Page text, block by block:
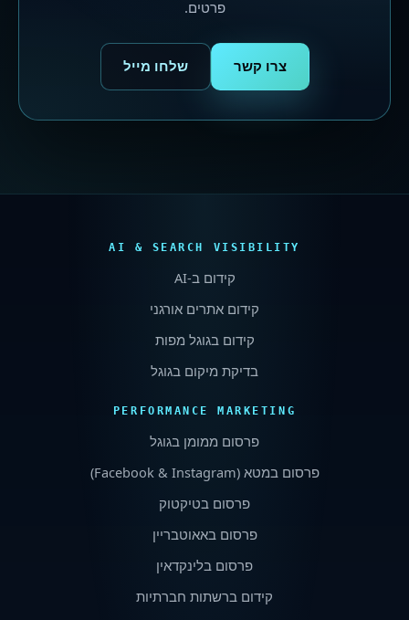
פרטים.
צרו קשר שלחו מייל
AI & SEARCH VISIBILITY
קידום ב-AI
קידום אתרים אורגני
קידום בגוגל מפות
בדיקת מיקום בגוגל
PERFORMANCE MARKETING
פרסום ממומן בגוגל
פרסום במטא (Facebook & Instagram
)
פרסום בטיקטוק
פרסום באאוטבריין
פרסום בלינקדאין
קידום ברשתות חברתיות